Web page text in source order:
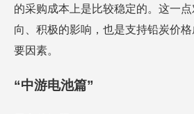
的采购成本上是比较稳定的。这一
向、积极的影响，也是支持铅炭价
要因素。
“中游电池篇”